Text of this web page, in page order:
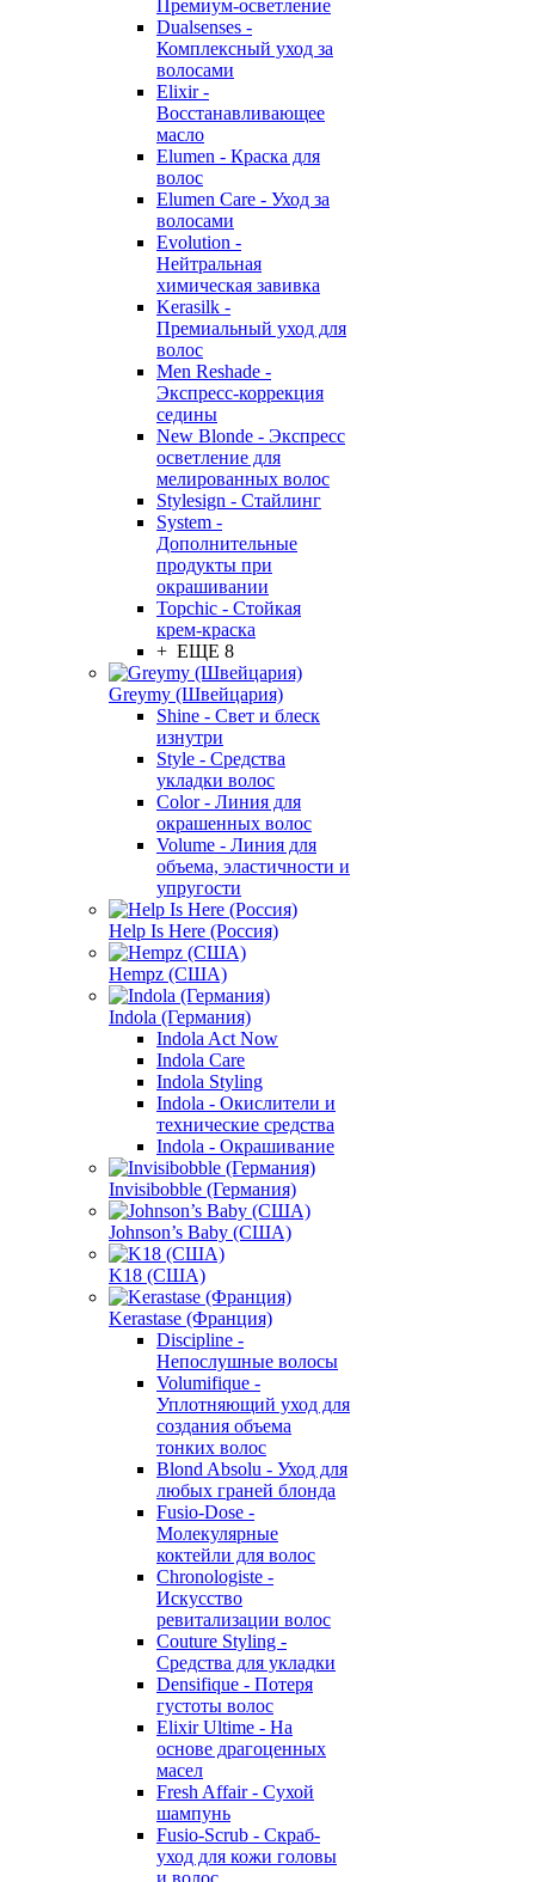
Премиум-осветление
Dualsenses -
Комплексный уход за
волосами
Elixir -
Восстанавливающее
масло
Elumen - Краска для
волос
Elumen Care - Уход за
волосами
Evolution -
Нейтральная
химическая завивка
Kerasilk -
Премиальный уход для
волос
Men Reshade -
Экспресс-коррекция
седины
New Blonde - Экспресс
осветление для
мелированных волос
Stylesign - Стайлинг
System -
Дополнительные
продукты при
окрашивании
Topchic - Стойкая
крем-краска
+ ЕЩЕ 8
Greymy (Швейцария)
Shine - Свет и блеск
изнутри
Style - Средства
укладки волос
Color - Линия для
окрашенных волос
Volume - Линия для
объема, эластичности и
упругости
Help Is Here (Россия)
Hempz (США)
Indola (Германия)
Indola Act Now
Indola Care
Indola Styling
Indola - Окислители и
технические средства
Indola - Окрашивание
Invisibobble (Германия)
Johnson’s Baby (США)
K18 (США)
Kerastase (Франция)
Discipline -
Непослушные волосы
Volumifique -
Уплотняющий уход для
создания объема
тонких волос
Blond Absolu - Уход для
любых граней блонда
Fusio-Dose -
Молекулярные
коктейли для волос
Chronologiste -
Искусство
ревитализации волос
Couture Styling -
Средства для укладки
Densifique - Потеря
густоты волос
Elixir Ultime - На
основе драгоценных
масел
Fresh Affair - Сухой
шампунь
Fusio-Scrub - Скраб-
уход для кожи головы
и волос